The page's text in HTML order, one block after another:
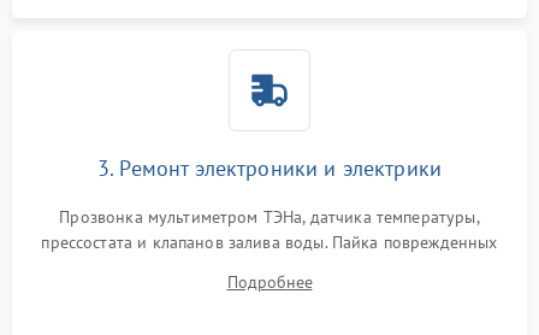
3. Ремонт электроники и электрики
Прозвонка мультиметром ТЭНа, датчика температуры,
прессостата и клапанов залива воды. Пайка поврежденных
Восстановление целостности проводки и контактов.
Подробнее